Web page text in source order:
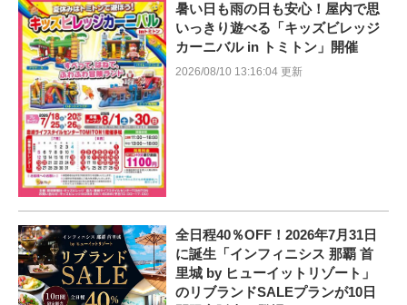
暑い日も雨の日も安心！屋内で思
いっきり遊べる「キッズビレッジ
カーニバル in トミトン」開催
2026/08/10 13:16:04 更新
全日程40％OFF！2026年7月31日
に誕生「インフィニシス 那覇 首
里城 by ヒューイットリゾート」
のリブランドSALEプランが10日